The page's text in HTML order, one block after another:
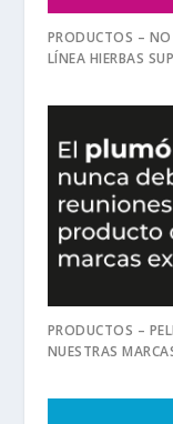
PRODUCTOS – NO
LÍNEA HIERBAS
PRODUCTOS –
NUESTRAS